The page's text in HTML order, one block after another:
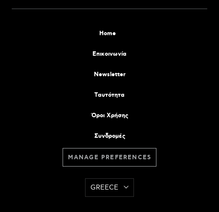
Home
Επικοινωνία
Newsletter
Tαυτότητα
Όροι Χρήσης
Συνδρομές
MANAGE PREFERENCES
GREECE